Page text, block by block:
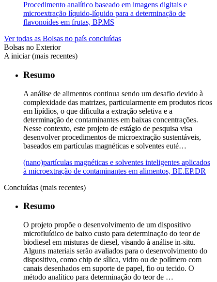
Procedimento analítico baseado em imagens digitais e
microextração líquido-líquido para a determinação de
flavonoides em frutas, BP.MS
Ver todas as Bolsas no país concluídas
Bolsas no Exterior
A iniciar (mais recentes)
Resumo
A análise de alimentos continua sendo um desafio devido à
complexidade das matrizes, particularmente em produtos ricos
em lipídios, o que dificulta a extração seletiva e a
determinação de contaminantes em baixas concentrações.
Nesse contexto, este projeto de estágio de pesquisa visa
desenvolver procedimentos de microextração sustentáveis,
baseados em partículas magnéticas e solventes euté…
(nano)partículas magnéticas e solventes inteligentes aplicados
à microextração de contaminantes em alimentos, BE.EP.DR
Concluídas (mais recentes)
Resumo
O projeto propõe o desenvolvimento de um dispositivo
microfluídico de baixo custo para determinação do teor de
biodiesel em misturas de diesel, visando à análise in-situ.
Alguns materiais serão avaliados para o desenvolvimento do
dispositivo, como chip de sílica, vidro ou de polímero com
canais desenhados em suporte de papel, fio ou tecido. O
método analítico para determinação do teor de …